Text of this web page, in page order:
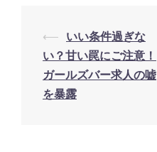
投
稿
ナ
ビ
⟵ いい条件過ぎな
い？甘い罠にご注意！
ガールズバー求人の嘘
を暴露